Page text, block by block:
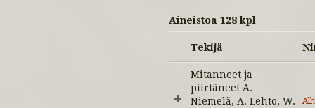
Aineistoa 128 kpl
Tekijä
Mitanneet ja
piirtäneet A.
Niemelä, A. Lehto, W.